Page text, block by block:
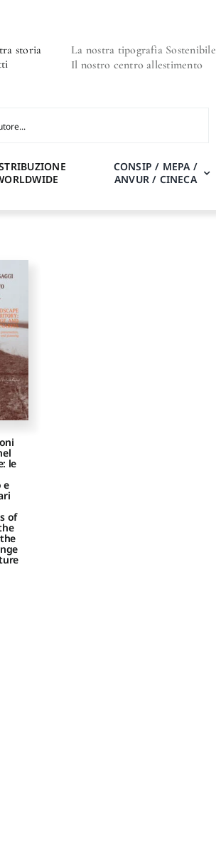
storia
La nostra tipografia Sostenibile
Il nostro centro allestimento
CONSIP / MEPA /
ANVUR / CINECA
le
e
of